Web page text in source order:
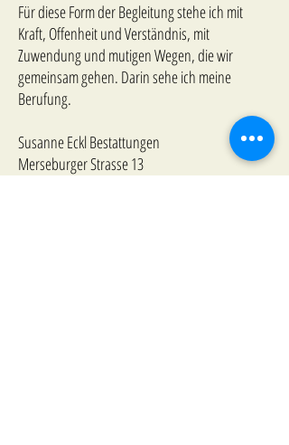
Für diese Form der Begleitung stehe ich mit
Kraft, Offenheit und Verständnis, mit
Zuwendung und mutigen Wegen, die wir
gemeinsam gehen. Darin sehe ich meine
Berufung.
Susanne Eckl Bestattungen
Merseburger Strasse 13